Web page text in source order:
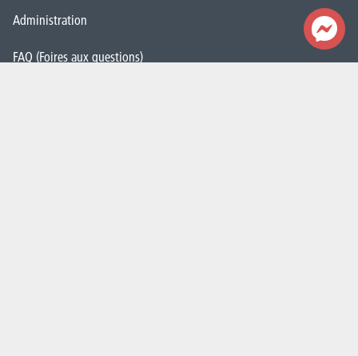
Administration
FAQ (Foires aux questions)